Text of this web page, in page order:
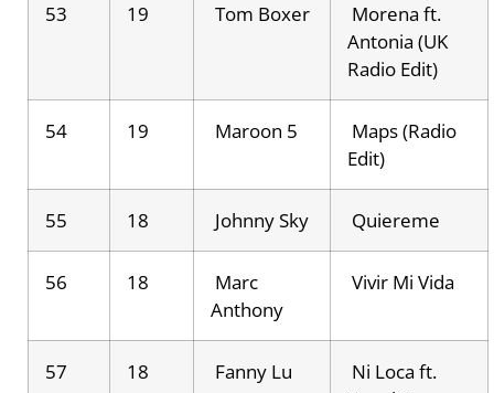
53 19 Tom Boxer
Morena ft.
Antonia (UK
Radio Edit)
54 19 Maroon 5
Maps (Radio
Edit)
55 18 Johnny Sky Quiereme
56 18
Marc
Anthony
Vivir Mi Vida
57 18 Fanny Lu
Ni Loca ft.